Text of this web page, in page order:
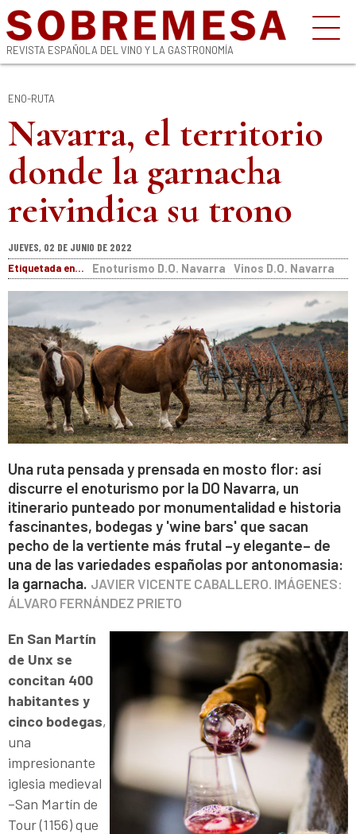
REVISTA ESPAÑOLA DEL VINO Y LA GASTRONOMÍA
ENO-RUTA
Navarra, el territorio
donde la garnacha
reivindica su trono
JUEVES, 02 DE JUNIO DE 2022
Etiquetada en...
Enoturismo D.O. Navarra Vinos D.O. Navarra
Una ruta pensada y prensada en mosto flor: así
discurre el enoturismo por la DO Navarra, un
itinerario punteado por monumentalidad e historia
fascinantes, bodegas y 'wine bars' que sacan
pecho de la vertiente más frutal –y elegante– de
una de las variedades españolas por antonomasia:
la garnacha. JAVIER VICENTE CABALLERO. IMÁGENES:
ÁLVARO FERNÁNDEZ PRIETO
En San Martín
de Unx se
concitan 400
habitantes y
cinco bodegas,
una
impresionante
iglesia medieval
–San Martín de
Tour (1156) que